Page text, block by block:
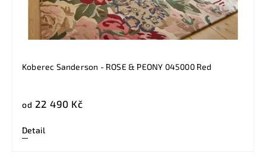
Koberec Sanderson - ROSE & PEONY 045000 Red
od 22 490 Kč
Detail